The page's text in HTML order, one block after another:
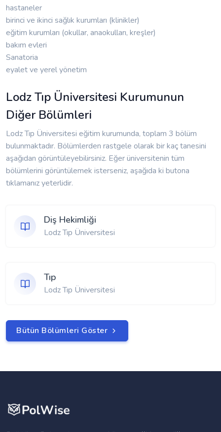
hastaneler
birinci ve ikinci sağlık kurumları (klinikler)
eğitim kurumları (okullar, anaokulları, kreşler)
bakım evleri
Sanatoria
eyalet ve yerel yönetim
Lodz Tıp Üniversitesi Kurumunun
Diğer Bölümleri
Lodz Tıp Üniversitesi eğitim kurumunda, toplam 3 bölüm
bulunmaktadır. Bölümlerden rastgele olarak bir kaç tanesini
aşağıdan görüntüleyebilirsiniz. Eğer üniversitenin tüm
bölümlerini görüntülemek isterseniz, aşağıda ki butona
tıklamanız yeterlidir.
Diş Hekimliği
Lodz Tıp Üniversitesi
Tıp
Lodz Tıp Üniversitesi
Bütün Bölümleri Göster